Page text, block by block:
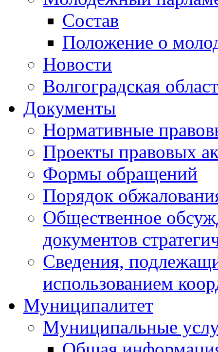
Состав
Положение о
Новости
Волгоградская
Документы
Нормативные
Проекты правовых
Формы обращений
Порядок
Общественное
документов
Сведения,
использованием
Муниципалитет
Муниципальные